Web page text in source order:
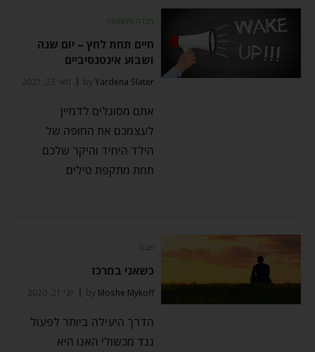
חברה והשקפה
חיים תחת לחץ – יום שנה
ושבוע אינטנסיביים
byYardena Slater מאי 23, 2021
אתם מסוגלים לדמיין
לעצמכם את החופה של
הילד היחיד והיקר שלכם
תחת מתקפת טילים
שבת
כשאני במרכז
by Moshe Mykoff יוני 21, 2020
הדרך היעילה ביותר לפעול
נגד מכשולי האגו היא